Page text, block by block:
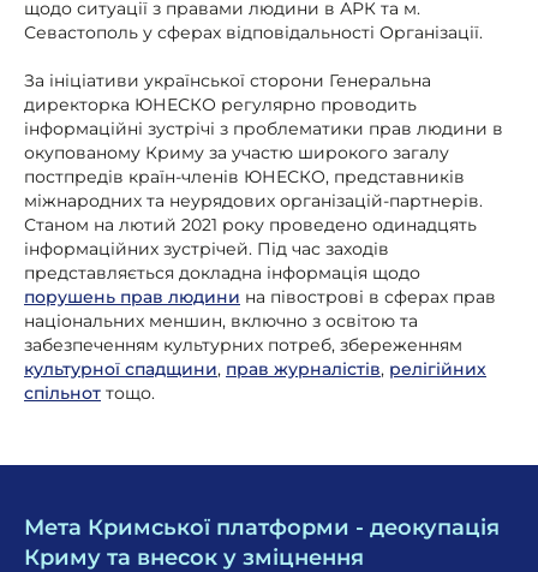
щодо ситуації з правами людини в АРК та м.
Севастополь у сферах відповідальності Організації.
За ініціативи української сторони Генеральна
директорка ЮНЕСКО регулярно проводить
інформаційні зустрічі з проблематики прав людини в
окупованому Криму за участю широкого загалу
постпредів країн-членів ЮНЕСКО, представників
міжнародних та неурядових організацій-партнерів.
Станом на лютий 2021 року проведено одинадцять
інформаційних зустрічей. Під час заходів
представляється докладна інформація щодо
порушень прав людини на півострові в сферах прав
національних меншин, включно з освітою та
забезпеченням культурних потреб, збереженням
культурної спадщини, прав журналістів, релігійних
спільнот тощо.
Мета Кримської платформи - деокупація
Криму та внесок у зміцнення